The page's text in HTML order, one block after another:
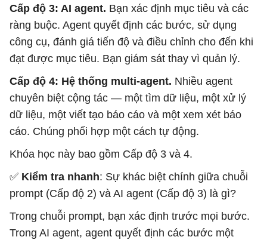
Cấp độ 3: AI agent. Bạn xác định mục tiêu và các
ràng buộc. Agent quyết định các bước, sử dụng
công cụ, đánh giá tiến độ và điều chỉnh cho đến khi
đạt được mục tiêu. Bạn giám sát thay vì quản lý.
Cấp độ 4: Hệ thống multi-agent. Nhiều agent
chuyên biệt cộng tác — một tìm dữ liệu, một xử lý
dữ liệu, một viết tạo báo cáo và một xem xét báo
cáo. Chúng phối hợp một cách tự động.
Khóa học này bao gồm Cấp độ 3 và 4.
✅ Kiểm tra nhanh: Sự khác biệt chính giữa chuỗi
prompt (Cấp độ 2) và AI agent (Cấp độ 3) là gì?
Trong chuỗi prompt, bạn xác định trước mọi bước.
Trong AI agent, agent quyết định các bước một